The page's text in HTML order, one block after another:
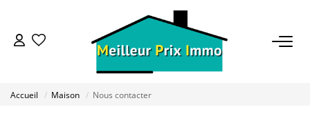
ACHETER
Accueil Maison Nous contacter